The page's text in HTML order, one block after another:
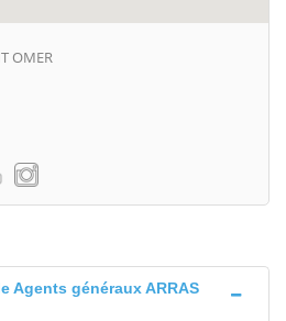
OMER
Agents généraux ARRAS